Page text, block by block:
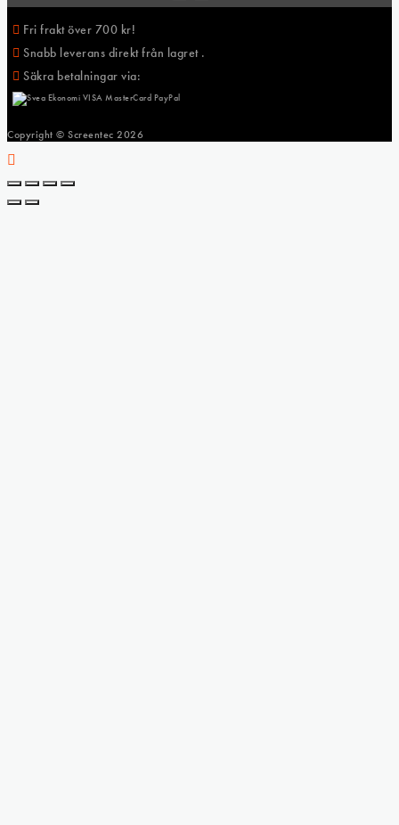
Fri frakt över 700 kr!
Snabb leverans direkt från lagret .
Säkra betalningar via:
Copyright © Screentec 2026